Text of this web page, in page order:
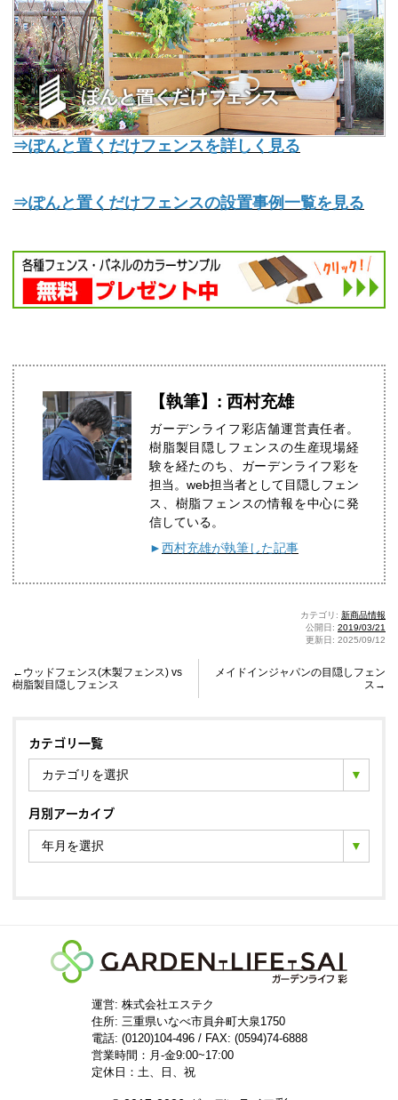
⇒ぽんと置くだけフェンスを詳しく見る
⇒ぽんと置くだけフェンスの設置事例一覧を見る
【執筆】: 西村充雄
ガーデンライフ彩店舗運営責任者。
樹脂製目隠しフェンスの生産現場経
験を経たのち、ガーデンライフ彩を
担当。web担当者として目隠しフェン
ス、樹脂フェンスの情報を中心に発
信している。
►西村充雄が執筆した記事
カテゴリ: 新商品情報
公開日: 2019/03/21
更新日: 2025/09/12
←ウッドフェンス(木製フェンス) vs
樹脂製目隠しフェンス
メイドインジャパンの目隠しフェン
ス→
カテゴリ一覧
カテゴリを選択
月別アーカイブ
年月を選択
運営: 株式会社エステク
住所: 三重県いなべ市員弁町大泉1750
電話: (0120)104-496 / FAX: (0594)74-6888
営業時間：月-金9:00~17:00
定休日：土、日、祝